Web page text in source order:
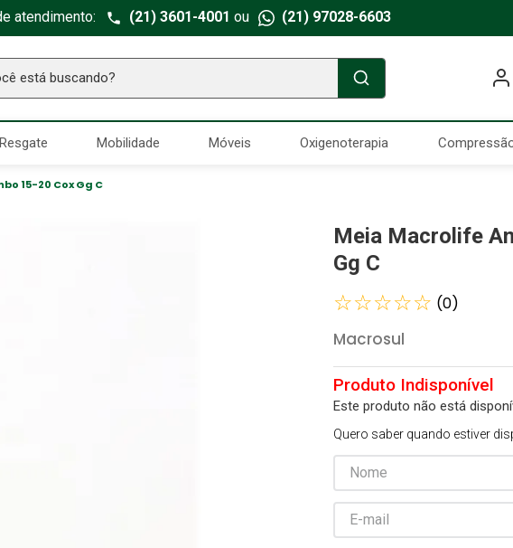
atendimento: (21) 3601-4001 ou (21) 97028-6603
está buscando?
Mobilidade Móveis Oxigenoterapia
15-20 Cox Gg C
Meia Macrolife
Gg C
☆☆☆☆☆ (0)
Macrosul
Este produto não está
Quero saber quando estiver
MAIS BUSCADOS
Insulina
Geriatrica